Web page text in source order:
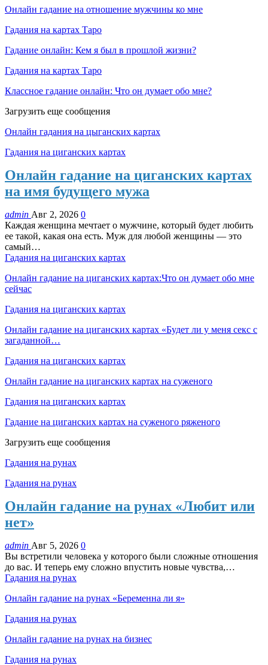
Онлайн гадание на отношение мужчины ко мне
Гадания на картах Таро
Гадание онлайн: Кем я был в прошлой жизни?
Гадания на картах Таро
Классное гадание онлайн: Что он думает обо мне?
Загрузить еще сообщения
Онлайн гадания на цыганских картах
Гадания на циганских картах
Онлайн гадание на циганских картах
на имя будущего мужа
admin Авг 2, 2026 0
Каждая женщина мечтает о мужчине, который будет любить
ее такой, какая она есть. Муж для любой женщины — это
самый…
Гадания на циганских картах
Онлайн гадание на циганских картах:Что он думает обо мне
сейчас
Гадания на циганских картах
Онлайн гадание на циганских картах «Будет ли у меня секс с
загаданной…
Гадания на циганских картах
Онлайн гадание на циганских картах на суженого
Гадания на циганских картах
Гадание на циганских картах на суженого ряженого
Загрузить еще сообщения
Гадания на рунах
Гадания на рунах
Онлайн гадание на рунах «Любит или
нет»
admin Авг 5, 2026 0
Вы встретили человека у которого были сложные отношения
до вас. И теперь ему сложно впустить новые чувства,…
Гадания на рунах
Онлайн гадание на рунах «Беременна ли я»
Гадания на рунах
Онлайн гадание на рунах на бизнес
Гадания на рунах